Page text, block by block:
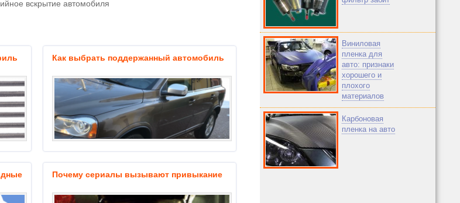
вскрытие автомобиля
Как выбрать поддержанный автомобиль
Почему сериалы вызывают привыкание
Виниловая
пленка для
авто: признаки
хорошего и
плохого
материалов
Карбоновая
пленка на авто